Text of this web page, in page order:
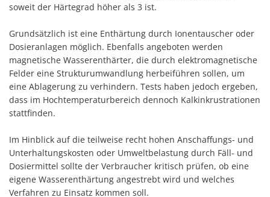
soweit der Härtegrad höher als 3 ist.
Grundsätzlich ist eine Enthärtung durch Ionentauscher oder
Dosieranlagen möglich. Ebenfalls angeboten werden
magnetische Wasserenthärter, die durch elektromagnetische
Felder eine Strukturumwandlung herbeiführen sollen, um
eine Ablagerung zu verhindern. Tests haben jedoch ergeben,
dass im Hochtemperaturbereich dennoch Kalkinkrustrationen
stattfinden.
Im Hinblick auf die teilweise recht hohen Anschaffungs- und
Unterhaltungskosten oder Umweltbelastung durch Fäll- und
Dosiermittel sollte der Verbraucher kritisch prüfen, ob eine
eigene Wasserenthärtung angestrebt wird und welches
Verfahren zu Einsatz kommen soll.